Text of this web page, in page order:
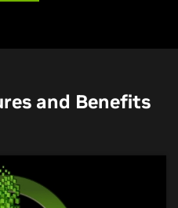
and Benefits